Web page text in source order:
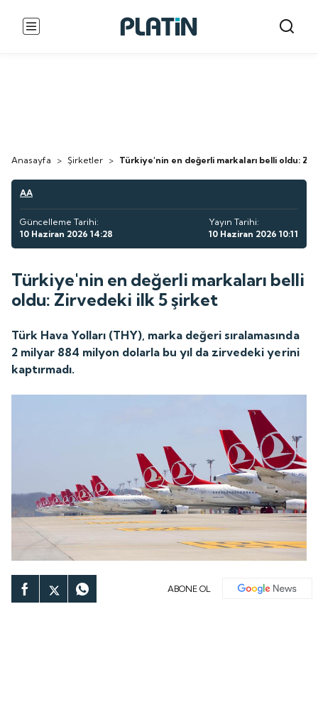
Anasayfa > Şirketler > Türkiye'nin en değerli markaları belli oldu:
AA
Güncelleme Tarihi:
10 Haziran 2026 14:28
Yayın Tarihi:
10 Haziran 2026 10:11
Türkiye'nin en değerli markaları belli
oldu: Zirvedeki ilk 5 şirket
Türk Hava Yolları (THY), marka değeri sıralamasında
2 milyar 884 milyon dolarla bu yıl da zirvedeki yerini
kaptırmadı.
ABONE OL